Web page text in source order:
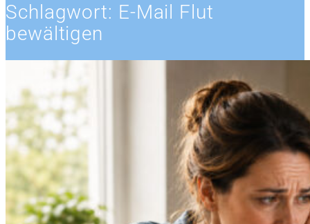
Schlagwort: E-Mail Flut
bewältigen